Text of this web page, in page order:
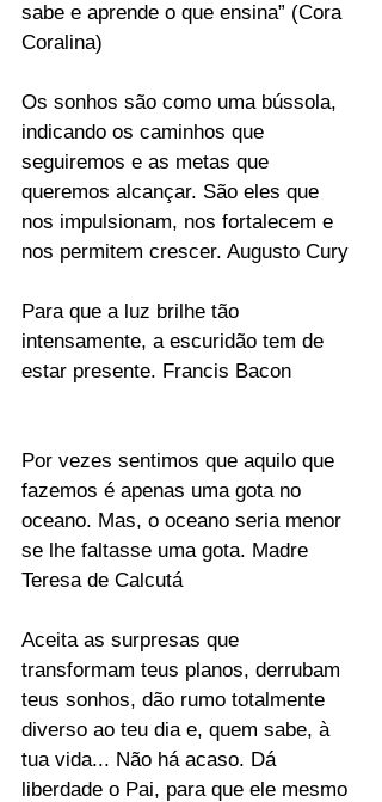
sabe e aprende o que ensina” (Cora
Coralina)
Os sonhos são como uma bússola,
indicando os caminhos que
seguiremos e as metas que
queremos alcançar. São eles que
nos impulsionam, nos fortalecem e
nos permitem crescer. Augusto Cury
Para que a luz brilhe tão
intensamente, a escuridão tem de
estar presente. Francis Bacon
Por vezes sentimos que aquilo que
fazemos é apenas uma gota no
oceano. Mas, o oceano seria menor
se lhe faltasse uma gota. Madre
Teresa de Calcutá
Aceita as surpresas que
transformam teus planos, derrubam
teus sonhos, dão rumo totalmente
diverso ao teu dia e, quem sabe, à
tua vida... Não há acaso. Dá
liberdade o Pai, para que ele mesmo